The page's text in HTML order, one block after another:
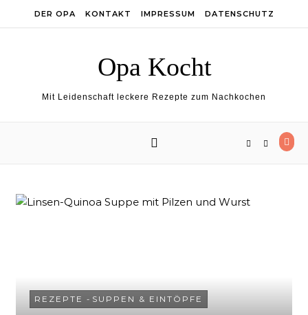
DER OPA KONTAKT IMPRESSUM DATENSCHUTZ
Opa Kocht
Mit Leidenschaft leckere Rezepte zum Nachkochen
REZEPTE - SUPPEN & EINTÖPFE